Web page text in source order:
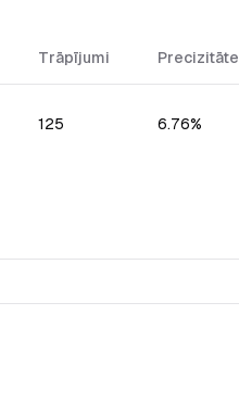
Trāpījumi Precizitāte
125 6.76%